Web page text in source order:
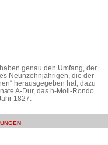
genau den Umfang, der
Neunzehnjährigen, die der
herausgegeben hat, dazu
A-Dur, das h-Moll-Rondo
1827.